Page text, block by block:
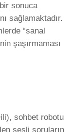
sonuca
sağlamaktadır.
“sanal
şaşırmaması
ili), sohbet robotu
sesli soruların